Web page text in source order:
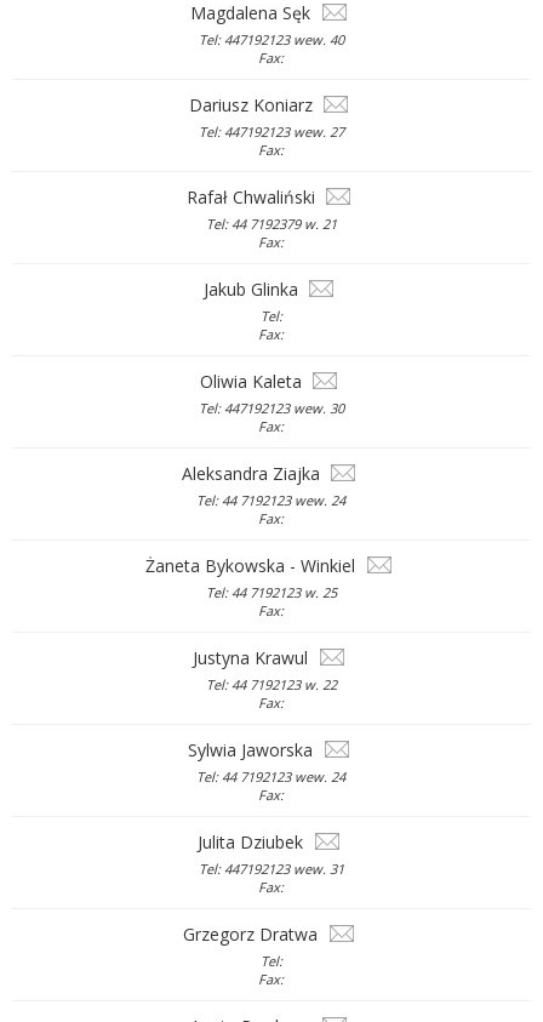
Magdalena Sęk
Tel: 447192123 wew. 40
Fax:
Dariusz Koniarz
Tel: 447192123 wew. 27
Fax:
Rafał Chwaliński
Tel: 44 7192379 w. 21
Fax:
Jakub Glinka
Tel:
Fax:
Oliwia Kaleta
Tel: 447192123 wew. 30
Fax:
Aleksandra Ziajka
Tel: 44 7192123 wew. 24
Fax:
Żaneta Bykowska - Winkiel
Tel: 44 7192123 w. 25
Fax:
Justyna Krawul
Tel: 44 7192123 w. 22
Fax:
Sylwia Jaworska
Tel: 44 7192123 wew. 24
Fax:
Julita Dziubek
Tel: 447192123 wew. 31
Fax:
Grzegorz Dratwa
Tel:
Fax: